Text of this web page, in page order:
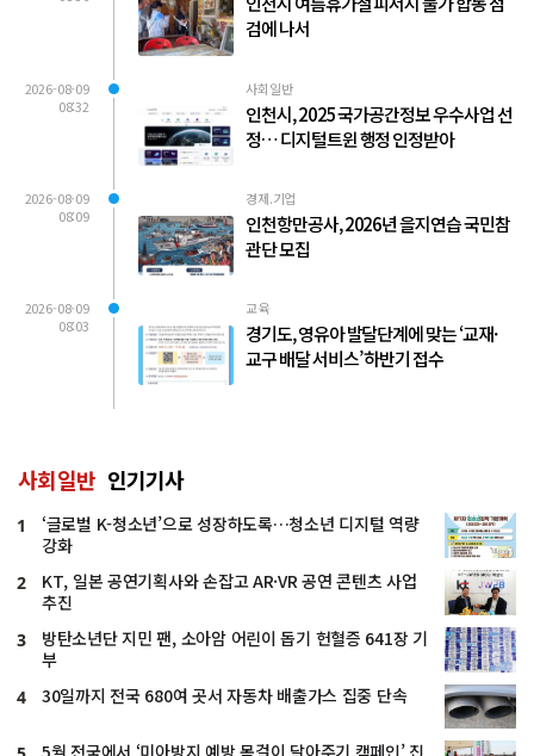
검에 나서
2026-08-09
08:32
사회일반
인천시, 2025 국가공간정보 우수사업 선
정… 디지털트윈 행정 인정받아
2026-08-09
08:09
경제.기업
인천항만공사, 2026년 을지연습 국민참
관단 모집
2026-08-09
08:03
교육
경기도, 영유아 발달단계에 맞는 ‘교재·
교구 배달 서비스’ 하반기 접수
사회일반 인기기사
1
‘글로벌 K-청소년’으로 성장하도록…청소년 디지털 역량
강화
2
KT, 일본 공연기획사와 손잡고 AR·VR 공연 콘텐츠 사업
추진
3
방탄소년단 지민 팬, 소아암 어린이 돕기 헌혈증 641장 기
부
4 30일까지 전국 680여 곳서 자동차 배출가스 집중 단속